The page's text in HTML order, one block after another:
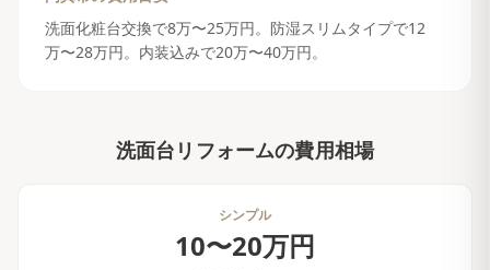
洗面化粧台交換で8万〜25万円。防湿スリムタイプで12
万〜28万円。内装込みで20万〜40万円。
洗面台リフォームの費用相場
シンプル
10〜20万円